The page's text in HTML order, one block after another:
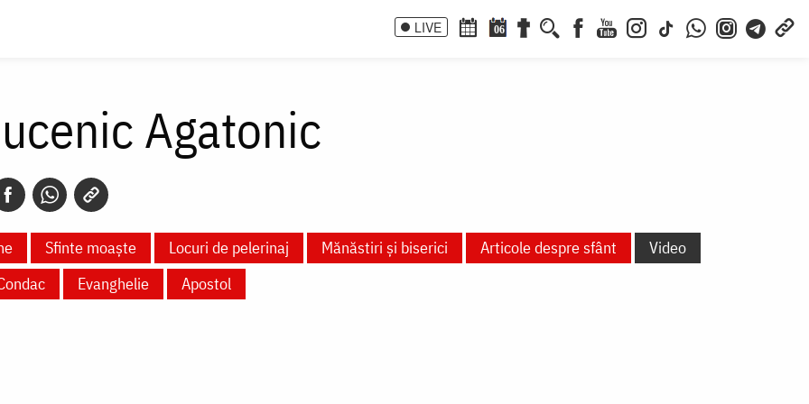
LIVE 06
Agatonic
Sfinte moaște Locuri de pelerinaj Mănăstiri și biserici Articole despre sfânt
Video
Evanghelie Apostol